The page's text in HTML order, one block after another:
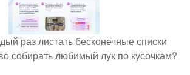
раз листать бесконечные списки
собирать любимый лук по кусочкам?